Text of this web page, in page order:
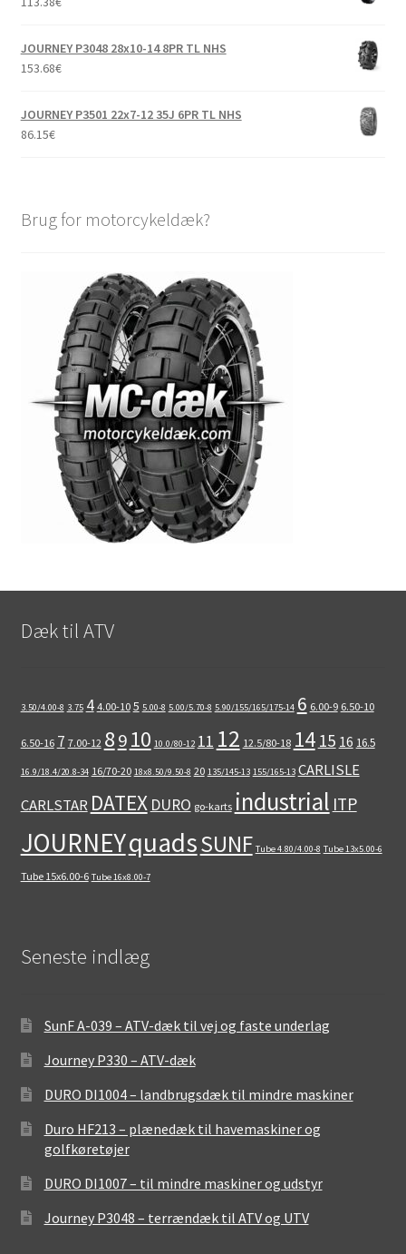
JOURNEY P3048 28x10-14 8PR TL NHS
153.68€
JOURNEY P3501 22x7-12 35J 6PR TL NHS
86.15€
Brug for motorcykeldæk?
Dæk til ATV
3.50/4.00-8 3.75 4 4.00-10 5 5.00-8 5.00/5.70-8 5.90/155/165/175-14 6 6.00-9 6.50-10
6.50-16 7 7.00-12 89 10 10.0/80-12 11 12 12.5/80-18 14 15 16 16.5
16.9/18.4/20.8-34 16/70-20 18x8.50/9.50-8 20 135/145-13 155/165-13 CARLISLE
CARLSTAR DATEX DURO go-karts industrial ITP
JOURNEYquadsSUNF Tube 4.80/4.00-8 Tube 13x5.00-6
Tube 15x6.00-6 Tube 16x8.00-7
Seneste indlæg
SunF A-039 – ATV-dæk til vej og faste underlag
Journey P330 – ATV-dæk
DURO DI1004 – landbrugsdæk til mindre maskiner
Duro HF213 – plænedæk til havemaskiner og
golfkøretøjer
DURO DI1007 – til mindre maskiner og udstyr
Journey P3048 – terrændæk til ATV og UTV